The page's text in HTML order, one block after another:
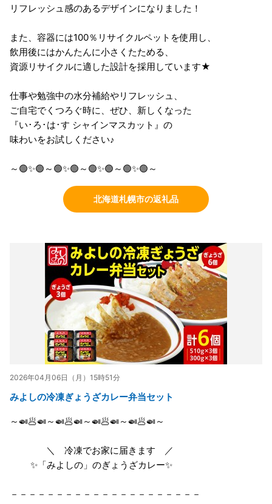
リフレッシュ感のあるデザインになりました！
また、容器には100％リサイクルペットを使用し、
飲用後にはかんたんに小さくたためる、
資源リサイクルに適した設計を採用しています★
仕事や勉強中の水分補給やリフレッシュ、
ご自宅でくつろぐ時に、ぜひ、新しくなった
『い･ろ･は･す シャインマスカット』の
味わいをお試しください♪
～🟢✨🟢～🟢✨🟢～🟢✨🟢～🟢✨🟢～
北海道札幌市の返礼品
2026年04月06日（月）15時51分
みよしの冷凍ぎょうざカレー弁当セット
～🍛🥟🍛～🍛🥟🍛～🍛🥟🍛～🍛🥟🍛～
＼ 冷凍でお家に届きます ／
✨「みよしの」のぎょうざカレー✨
－－－－－－－－－－－－－－－－－－－－－